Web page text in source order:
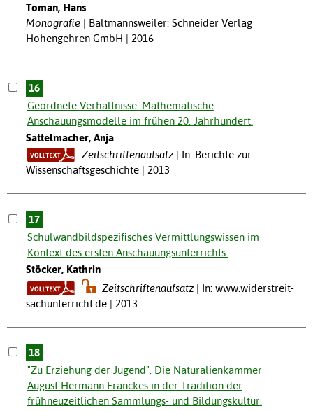
Toman, Hans
Monografie
Baltmannsweiler: Schneider Verlag
Hohengehren GmbH | 2016
16
Geordnete Verhältnisse. Mathematische
Anschauungsmodelle im frühen 20. Jahrhundert.
Sattelmacher, Anja
Zeitschriftenaufsatz
In: Berichte zur
Wissenschaftsgeschichte | 2013
17
Schulwandbildspezifisches Vermittlungswissen im
Kontext des ersten Anschauungsunterrichts.
Stöcker, Kathrin
Zeitschriftenaufsatz
In: www.widerstreit-
sachunterricht.de | 2013
18
"Zu Erziehung der Jugend". Die Naturalienkammer
August Hermann Franckes in der Tradition der
frühneuzeitlichen Sammlungs- und Bildungskultur.